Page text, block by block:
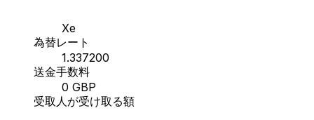
Xe
為替レート
1.337200
送金手数料
0 GBP
受取人が受け取る額